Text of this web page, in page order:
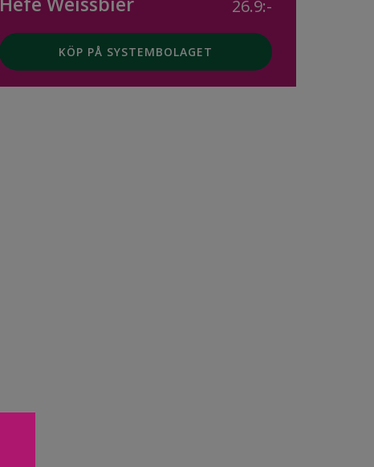
26.9:-
KÖP PÅ SYSTEMBOLAGET